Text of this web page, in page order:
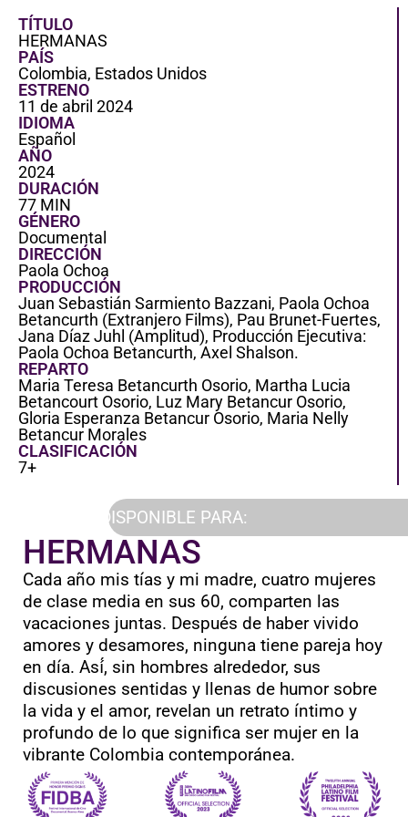
TÍTULO
HERMANAS
PAÍS
Colombia, Estados Unidos
ESTRENO
11 de abril 2024
IDIOMA
Español
AÑO
2024
DURACIÓN
77 MIN
GÉNERO
Documental
DIRECCIÓN
Paola Ochoa
PRODUCCIÓN
Juan Sebastián Sarmiento Bazzani, Paola Ochoa
Betancurth (Extranjero Films), Pau Brunet-Fuertes,
Jana Díaz Juhl (Amplitud), Producción Ejecutiva:
Paola Ochoa Betancurth, Axel Shalson.
REPARTO
Maria Teresa Betancurth Osorio, Martha Lucia
Betancourt Osorio, Luz Mary Betancur Osorio,
Gloria Esperanza Betancur Osorio, Maria Nelly
Betancur Morales
CLASIFICACIÓN
7+
DISPONIBLE PARA:
HERMANAS
Cada año mis tías y mi madre, cuatro mujeres
de clase media en sus 60, comparten las
vacaciones juntas. Después de haber vivido
amores y desamores, ninguna tiene pareja hoy
en día. Así́, sin hombres alrededor, sus
discusiones sentidas y llenas de humor sobre
la vida y el amor, revelan un retrato íntimo y
profundo de lo que significa ser mujer en la
vibrante Colombia contemporánea.